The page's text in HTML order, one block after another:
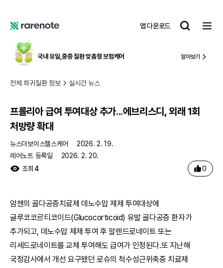
어
노
트
앱 다운로드
레
노
트
국내 유일,중증 질환 맞춤형 보험케어 알아보기
전체 희귀질환 정보 실시간 뉴스
프롤리아 급여 투여대상 추가...에브리스디, 외래 1회
처방량 확대
뉴스더보이스헬스케어
2026. 2. 19.
레어노트 등록일
2026. 2. 20.
조회 4 0
암젠의 골다공증치료제 데노수맙 제제 투여대상에
글루코코르티코이드(Glucocorticoid) 유발 골다공증 환자가
추가되고, 데노수맙 제제 투여 후 알렌드로네이트 또는
리세드로네이트를 교체 투여해도 급여가 인정된다.또 지난해
국정감사에서 개선 요구됐던 로슈의 척수성근위축중 치료제